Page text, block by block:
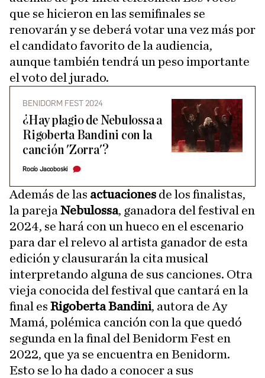
que se hicieron en las semifinales se
renovarán y se deberá votar una vez más por
el candidato favorito de la audiencia,
aunque también tendrá un peso importante
el voto del jurado.
BENIDORM FEST 2024
¿Hay plagio de Nebulossa a
Rigoberta Bandini con la
canción 'Zorra'?
Rocío Jacoboski
Además de las actuaciones de los finalistas,
la pareja Nebulossa, ganadora del festival en
2024, se hará con un hueco en el escenario
para dar el relevo al artista ganador de esta
edición y clausurarán la cita musical
interpretando alguna de sus canciones. Otra
vieja conocida del festival que cantará en la
final es Rigoberta Bandini, autora de Ay
Mamá, polémica canción con la que quedó
segunda en la final del Benidorm Fest en
2022, que ya se encuentra en Benidorm.
Esto se lo ha dado a conocer a sus